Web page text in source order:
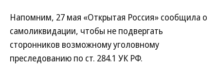
Напомним, 27 мая «Открытая Россия» сообщила о
самоликвидации, чтобы не подвергать
сторонников возможному уголовному
преследованию по ст. 284.1 УК РФ.